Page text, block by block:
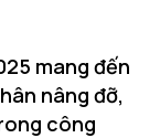
mang đến
nâng đỡ,
công